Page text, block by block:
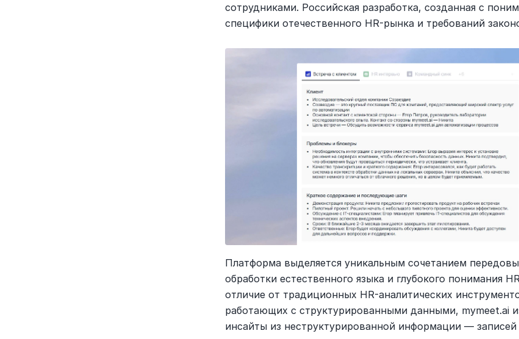
сотрудниками. Российская разработка, созданная с
специфики отечественного HR-рынка и требований
Платформа выделяется уникальным сочетанием
обработки естественного языка и глубокого понимания
отличие от традиционных HR-аналитических
работающих с структурированными данными, mymeet.ai
инсайты из неструктурированной информации —